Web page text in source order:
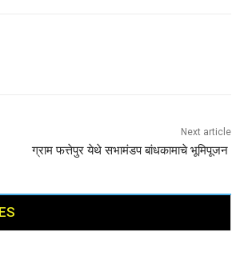
Next article
ग्राम फत्तेपुर येथे सभामंडप बांधकामाचे भूमिपूजन